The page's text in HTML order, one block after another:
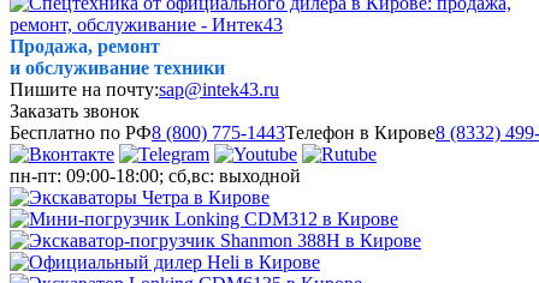
Продажа, ремонт
и обслуживание техники
Пишите на почту:sap@intek43.ru
Заказать звонок
Бесплатно по РФ8 (800) 775-1443Телефон в Кирове8 (8332)
пн-пт: 09:00-18:00; сб,вс: выходной